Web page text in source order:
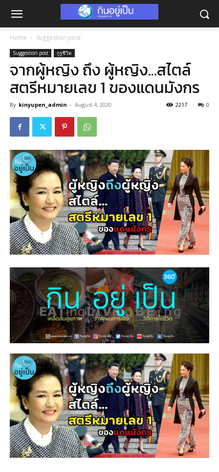
Home Suggestion post
Suggestion post กูรูชีวิต
จากผู้หญิง ถึง ผู้หญิง…สไตล์
สตรีหมายเลข 1 ของแดนมังกร
By kinyupen_admin - August 4, 2020 0
2217